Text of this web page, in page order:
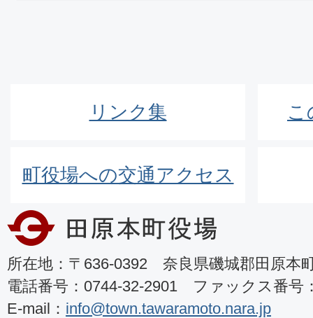
リンク集 こ
町役場への交通アクセス
所在地：〒636-0392 奈良県磯城郡田原本
電話番号：0744-32-2901 ファックス番号
E-mail： info@town.tawaramoto.nara.jp